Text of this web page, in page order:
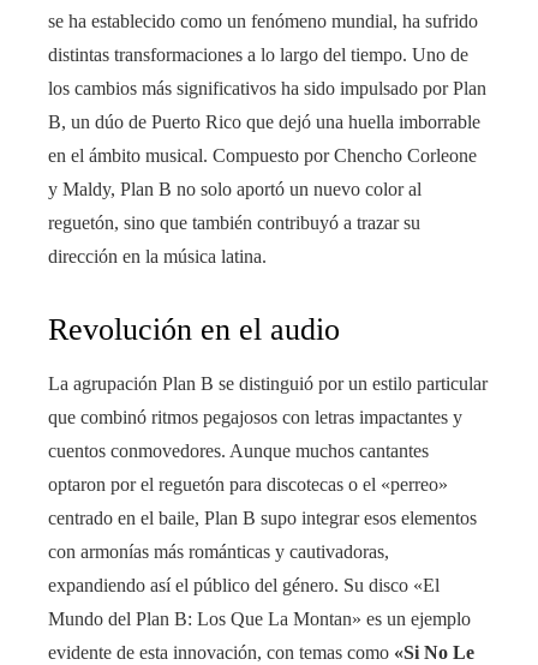
se ha establecido como un fenómeno mundial, ha sufrido
distintas transformaciones a lo largo del tiempo. Uno de
los cambios más significativos ha sido impulsado por Plan
B, un dúo de Puerto Rico que dejó una huella imborrable
en el ámbito musical. Compuesto por Chencho Corleone
y Maldy, Plan B no solo aportó un nuevo color al
reguetón, sino que también contribuyó a trazar su
dirección en la música latina.
Revolución en el audio
La agrupación Plan B se distinguió por un estilo particular
que combinó ritmos pegajosos con letras impactantes y
cuentos conmovedores. Aunque muchos cantantes
optaron por el reguetón para discotecas o el «perreo»
centrado en el baile, Plan B supo integrar esos elementos
con armonías más románticas y cautivadoras,
expandiendo así el público del género. Su disco «El
Mundo del Plan B: Los Que La Montan» es un ejemplo
evidente de esta innovación, con temas como «Si No Le